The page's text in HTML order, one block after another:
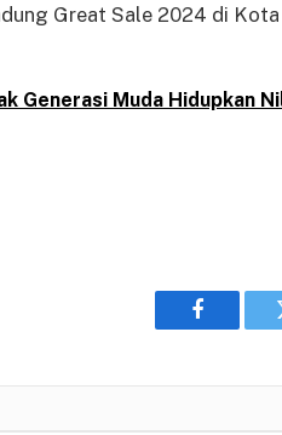
Great Sale 2024 di
Generasi Muda Hidupkan
Facebook